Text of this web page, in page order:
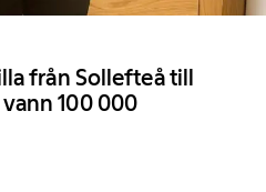
från Sollefteå till
100 000